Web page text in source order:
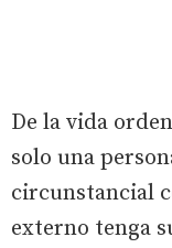
De la vida
solo una
circunstancial
externo tenga